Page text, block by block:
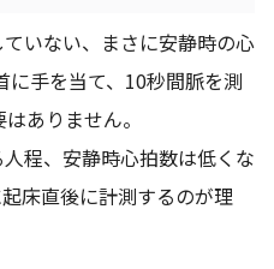
いない、まさに安静時の心
手を当て、10秒間脈を測
ありません。
程、安静時心拍数は低くな
床直後に計測するのが理